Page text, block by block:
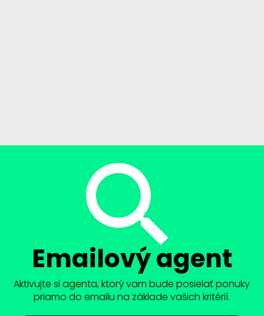
Emailový agent
Aktivujte si agenta, ktorý vam bude posielať ponuky
priamo do emailu na základe vašich kritérií.